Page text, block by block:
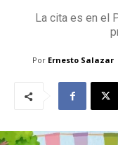
La cita es en el
Por Ernesto Salazar